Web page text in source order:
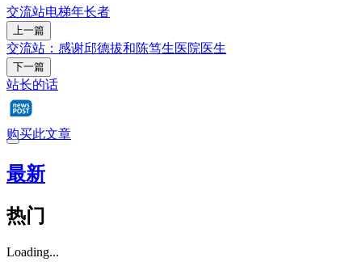
交流站电梯年长者
上一篇
交流站：感谢邱德拔和陈笃生医院医生
下一篇
站长的话
购买此文章
最新
热门
Loading...